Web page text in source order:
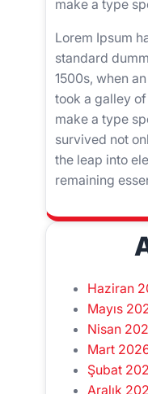
make a type
Lorem Ipsum
standard
1500s, when
took a galley
make a type
survived not
the leap into
remaining
Haziran
Mayıs
Nisan
Mart
Şubat
Aralık